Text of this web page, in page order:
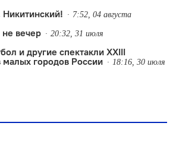
7:52, 04 августа
не вечер 20:32, 31 июля
и другие спектакли XXIII
малых городов России
18:16, 30 июля